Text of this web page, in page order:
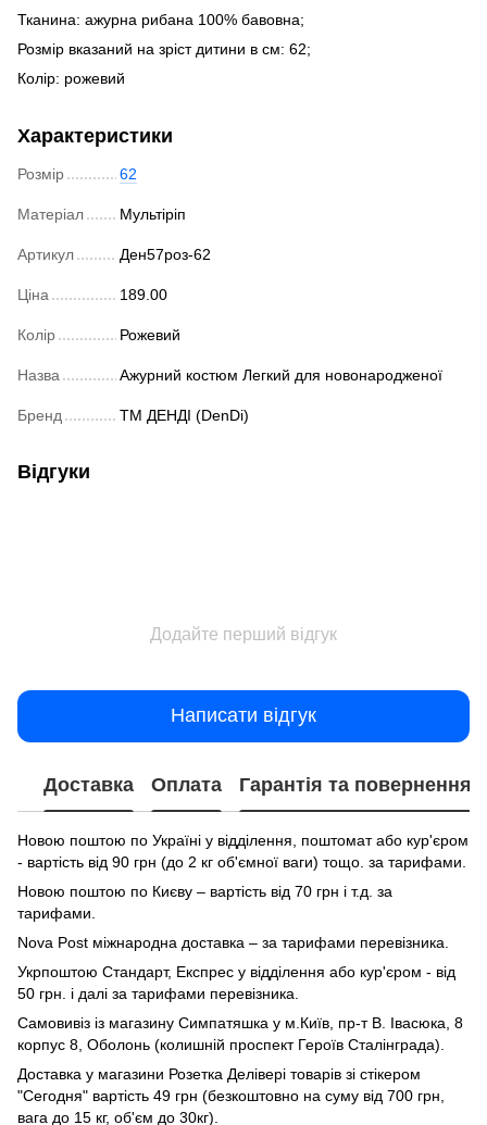
Тканина: ажурна рибана 100% бавовна;
Розмір вказаний на зріст дитини в см: 62;
Колір: рожевий
Характеристики
Розмір 62
Матеріал Мультіріп
Артикул Ден57роз-62
Ціна 189.00
Колір Рожевий
Назва Ажурний костюм Легкий для новонародженої
Бренд ТМ ДЕНДІ (DenDi)
Відгуки
Додайте перший відгук
Написати відгук
Доставка Оплата Гарантія та повернення
Новою поштою по Україні у відділення, поштомат або кур'єром
- вартість від 90 грн (до 2 кг об'ємної ваги) тощо. за тарифами.
Новою поштою по Києву – вартість від 70 грн і т.д. за
тарифами.
Nova Post міжнародна доставка – за тарифами перевізника.
Укрпоштою Стандарт, Експрес у відділення або кур'єром - від
50 грн. і далі за тарифами перевізника.
Самовивіз із магазину Симпатяшка у м.Київ, пр-т В. Івасюка, 8
корпус 8, Оболонь (колишній проспект Героїв Сталінграда).
Доставка у магазини Розетка Делівері товарів зі стікером
"Сегодня" вартість 49 грн (безкоштовно на суму від 700 грн,
вага до 15 кг, об'єм до 30кг).